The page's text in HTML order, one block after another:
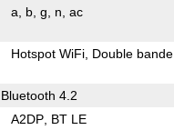
a b g n ac
Hotspot WiFi Double bande
Bluetooth 4.2
A2DP BT LE